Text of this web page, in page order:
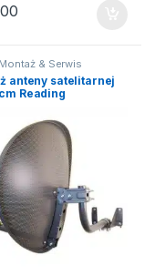
& Serwis
anteny satelitarnej
Reading